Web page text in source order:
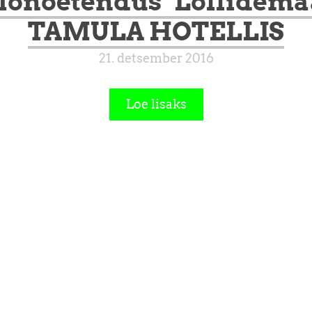
TAMULA HOTELLIS
21. detsember 2016
Loe lisaks